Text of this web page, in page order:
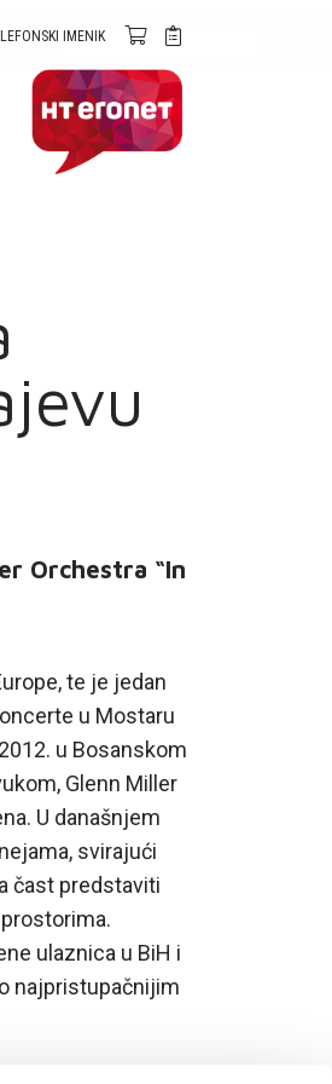
IMENIK
Orchestra “In
te je jedan
u Mostaru
u Bosanskom
Glenn Miller
U današnjem
svirajući
čast predstaviti
ulaznica u BiH i
najpristupačnijim